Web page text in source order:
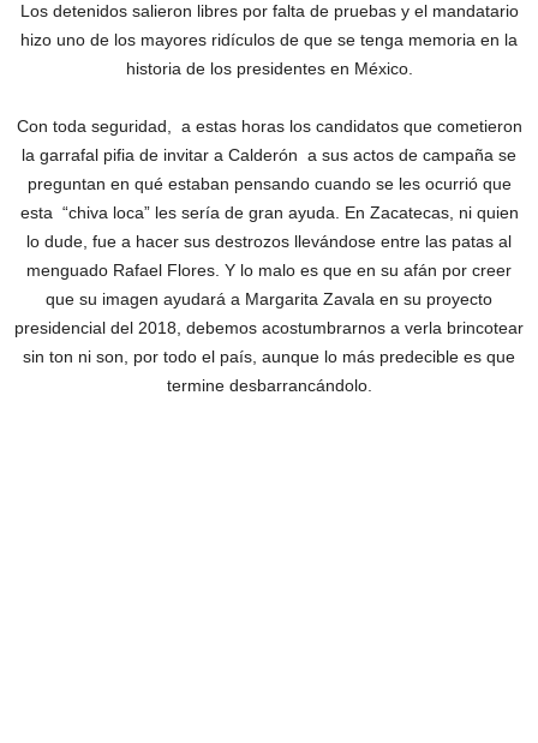
Los detenidos salieron libres por falta de pruebas y el mandatario
hizo uno de los mayores ridículos de que se tenga memoria en la
historia de los presidentes en México.
Con toda seguridad, a estas horas los candidatos que cometieron
la garrafal pifia de invitar a Calderón a sus actos de campaña se
preguntan en qué estaban pensando cuando se les ocurrió que
esta “chiva loca” les sería de gran ayuda. En Zacatecas, ni quien
lo dude, fue a hacer sus destrozos llevándose entre las patas al
menguado Rafael Flores. Y lo malo es que en su afán por creer
que su imagen ayudará a Margarita Zavala en su proyecto
presidencial del 2018, debemos acostumbrarnos a verla brincotear
sin ton ni son, por todo el país, aunque lo más predecible es que
termine desbarrancándolo.